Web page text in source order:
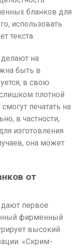
бланков для
использовать
текста.
на
быть в
в свою
плотной
печатать на
в частности,
изготовления
она может
от
первое
фирменный
высокий
«Скрим-